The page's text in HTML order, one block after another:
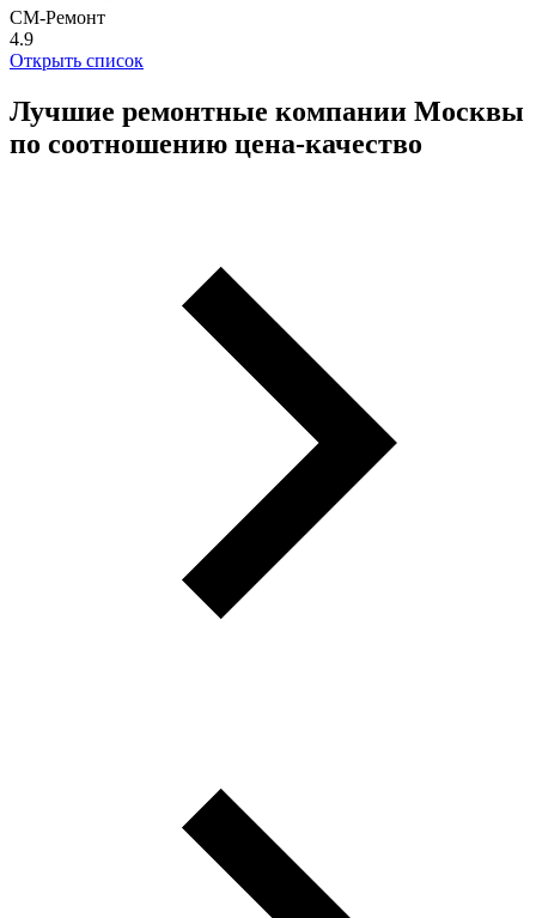
СМ-Ремонт
4.9
Открыть список
Лучшие ремонтные компании Москвы
по соотношению цена-качество